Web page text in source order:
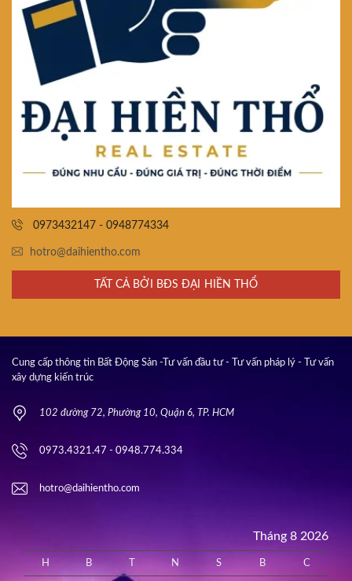
0973432147 - 0948774334
hotro@daihientho.com
TẤT CẢ BỞI BĐS ĐẠI HIỀN THỔ
Cung cấp thông tin Bất Động Sản -Tư vấn đầu tư - Tư vấn pháp lý - Tư vấn
xây dựng kiến trúc
102 đường 72, Phường 10, Quận 6, TP. HCM
0973.4321.47 - 0948.774.334
hotro@daihientho.com
Tháng 8 2026
H B N S B C